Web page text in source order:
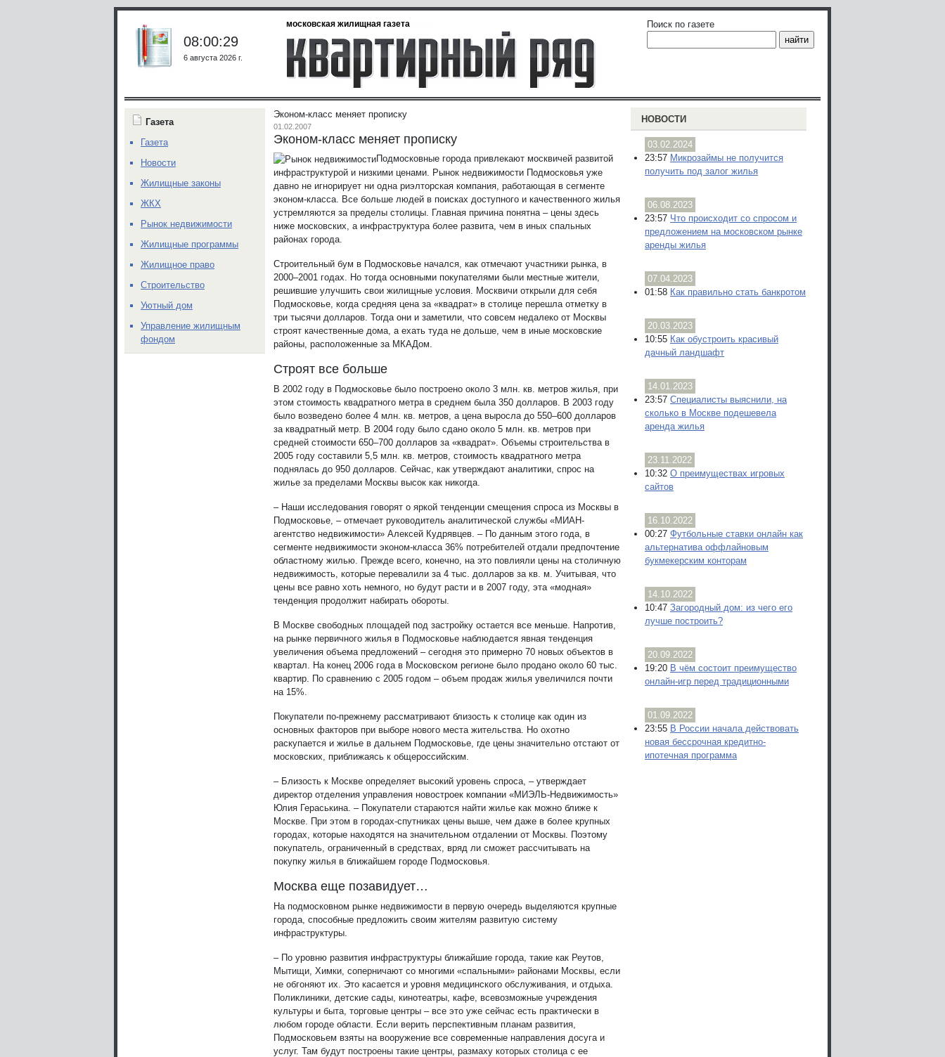
московская жилищная газета
08:00:29
6 августа 2026 г.
Поиск по газете
Эконом-класс меняет прописку
01.02.2007
Эконом-класс меняет прописку
Подмосковные города привлекают москвичей развитой
инфраструктурой и низкими ценами. Рынок недвижимости Подмосковья уже
давно не игнорирует ни одна риэлторская компания, работающая в сегменте
эконом-класса. Все больше людей в поисках доступного и качественного жилья
устремляются за пределы столицы. Главная причина понятна – цены здесь
ниже московских, а инфраструктура более развита, чем в иных спальных
районах города.
Строительный бум в Подмосковье начался, как отмечают участники рынка, в
2000–2001 годах. Но тогда основными покупателями были местные жители,
решившие улучшить свои жилищные условия. Москвичи открыли для себя
Подмосковье, когда средняя цена за «квадрат» в столице перешла отметку в
три тысячи долларов. Тогда они и заметили, что совсем недалеко от Москвы
строят качественные дома, а ехать туда не дольше, чем в иные московские
районы, расположенные за МКАДом.
Строят все больше
В 2002 году в Подмосковье было построено около 3 млн. кв. метров жилья, при
этом стоимость квадратного метра в среднем была 350 долларов. В 2003 году
было возведено более 4 млн. кв. метров, а цена выросла до 550–600 долларов
за квадратный метр. В 2004 году было сдано около 5 млн. кв. метров при
средней стоимости 650–700 долларов за «квадрат». Объемы строительства в
2005 году составили 5,5 млн. кв. метров, стоимость квадратного метра
поднялась до 950 долларов. Сейчас, как утверждают аналитики, спрос на
жилье за пределами Москвы высок как никогда.
– Наши исследования говорят о яркой тенденции смещения спроса из Москвы в
Подмосковье, – отмечает руководитель аналитической службы «МИАН-
агентство недвижимости» Алексей Кудрявцев. – По данным этого года, в
сегменте недвижимости эконом-класса 36% потребителей отдали предпочтение
областному жилью. Прежде всего, конечно, на это повлияли цены на столичную
недвижимость, которые перевалили за 4 тыс. долларов за кв. м. Учитывая, что
цены все равно хоть немного, но будут расти и в 2007 году, эта «модная»
тенденция продолжит набирать обороты.
В Москве свободных площадей под застройку остается все меньше. Напротив,
на рынке первичного жилья в Подмосковье наблюдается явная тенденция
увеличения объема предложений – сегодня это примерно 70 новых объектов в
квартал. На конец 2006 года в Московском регионе было продано около 60 тыс.
квартир. По сравнению с 2005 годом – объем продаж жилья увеличился почти
на 15%.
Покупатели по-прежнему рассматривают близость к столице как один из
основных факторов при выборе нового места жительства. Но охотно
раскупается и жилье в дальнем Подмосковье, где цены значительно отстают от
московских, приближаясь к общероссийским.
– Близость к Москве определяет высокий уровень спроса, – утверждает
директор отделения управления новостроек компании «МИЭЛЬ-Недвижимость»
Юлия Гераськина. – Покупатели стараются найти жилье как можно ближе к
Москве. При этом в городах-спутниках цены выше, чем даже в более крупных
городах, которые находятся на значительном отдалении от Москвы. Поэтому
покупатель, ограниченный в средствах, вряд ли сможет рассчитывать на
покупку жилья в ближайшем городе Подмосковья.
Москва еще позавидует…
На подмосковном рынке недвижимости в первую очередь выделяются крупные
города, способные предложить своим жителям развитую систему
инфраструктуры.
– По уровню развития инфраструктуры ближайшие города, такие как Реутов,
Мытищи, Химки, соперничают со многими «спальными» районами Москвы, если
не обгоняют их. Это касается и уровня медицинского обслуживания, и отдыха.
Поликлиники, детские сады, кинотеатры, кафе, всевозможные учреждения
культуры и быта, торговые центры – все это уже сейчас есть практически в
любом городе области. Если верить перспективным планам развития,
Подмосковьем взяты на вооружение все современные направления досуга и
услуг. Там будут построены такие центры, размаху которых столица с ее
НОВОСТИ
03.02.2024
23:57 Микрозаймы не получится
получить под залог жилья
06.08.2023
23:57 Что происходит со спросом и
предложением на московском рынке
аренды жилья
07.04.2023
01:58 Как правильно стать банкротом
20.03.2023
10:55 Как обустроить красивый
дачный ландшафт
14.01.2023
23:57 Специалисты выяснили, на
сколько в Москве подешевела
аренда жилья
23.11.2022
10:32 О преимуществах игровых
сайтов
16.10.2022
00:27 Футбольные ставки онлайн как
альтернатива оффлайновым
букмекерским конторам
14.10.2022
10:47 Загородный дом: из чего его
лучше построить?
20.09.2022
19:20 В чём состоит преимущество
онлайн-игр перед традиционными
01.09.2022
23:55 В России начала действовать
новая бессрочная кредитно-
ипотечная программа
Газета
Газета
Новости
Жилищные законы
ЖКХ
Рынок недвижимости
Жилищные программы
Жилищное право
Строительство
Уютный дом
Управление жилищным
фондом